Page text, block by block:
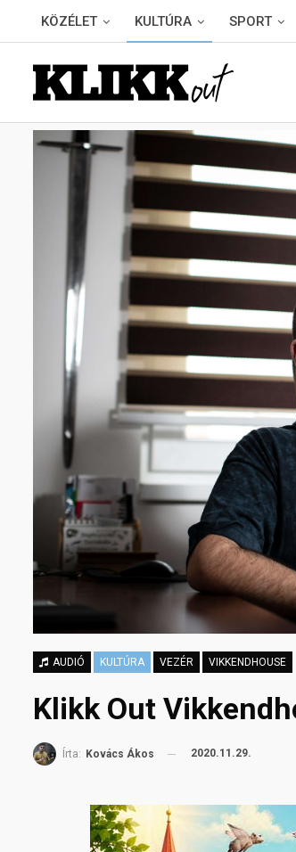
KÖZÉLET KULTÚRA SPORT
AUDIÓ KULTÚRA VEZÉR VIKKENDHOUSE
Klikk Out
Írta: Kovács Ákos 2020.11.29.